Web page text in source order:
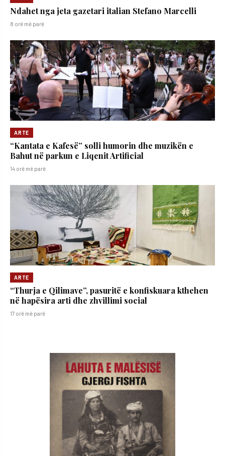
Ndahet nga jeta gazetari italian Stefano Marcelli
8 orë më parë
ARTE
“Kantata e Kafesë” solli humorin dhe muzikën e
Bahut në parkun e Liqenit Artificial
14 orë më parë
ARTE
“Thurja e Qilimave”, pasuritë e konfiskuara kthehen
në hapësira arti dhe zhvillimi social
17 orë më parë